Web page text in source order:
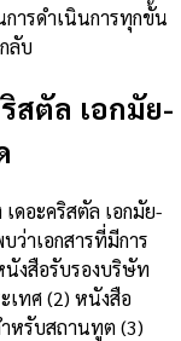
ารดำเนินการทุกขั้น
ลับ
สตัล เอกมัย-
ดอะคริสตัล เอกมัย-
ว่าเอกสารที่มีการ
งสือรับรองบริษัท
เทศ (2) หนังสือ
หรับสถานทูต (3)